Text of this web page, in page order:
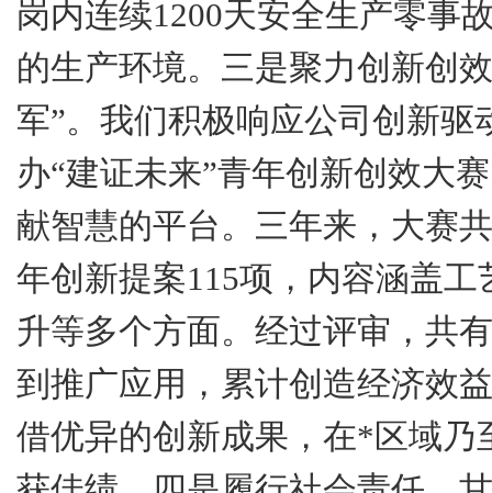
岗内连续1200天安全生产零事
的生产环境。 三是聚力创新创
军”。我们积极响应公司创新
办“建证未来”青年创新创效大
献智慧的平台。三年来，大赛
年创新提案115项，内容涵盖工
升等多个方面。经过评审，共有
到推广应用，累计创造经济效
借优异的创新成果，在*区域乃